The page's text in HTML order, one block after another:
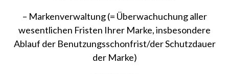
– Markenverwaltung (= Überwachuchung aller
wesentlichen Fristen Ihrer Marke, insbesondere
Ablauf der Benutzungsschonfrist/der Schutzdauer
der Marke)